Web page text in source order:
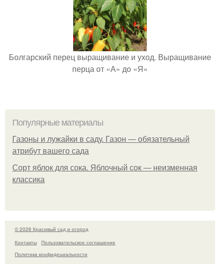
Болгарский перец выращивание и уход. Выращивание
перца от «А» до «Я»
Популярные материалы
Газоны и лужайки в саду. Газон — обязательный
атрибут вашего сада
Сорт яблок для сока. Яблочный сок — неизменная
классика
© 2026 Красивый сад и огород
Контакты
Пользовательское соглашение
Политика конфидециальности